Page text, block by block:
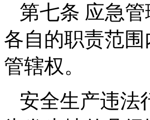
第七条 应急
各自的职责范
管辖权。
安全生产违法